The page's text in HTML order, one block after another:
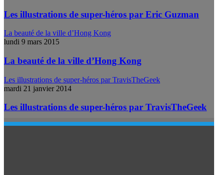
Les illustrations de super-héros par Eric Guzman
La beauté de la ville d’Hong Kong
lundi 9 mars 2015
La beauté de la ville d’Hong Kong
Les illustrations de super-héros par TravisTheGeek
mardi 21 janvier 2014
Les illustrations de super-héros par TravisTheGeek